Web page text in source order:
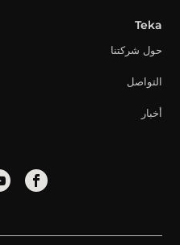
Teka
حول شركتنا
التواصل
أخبار